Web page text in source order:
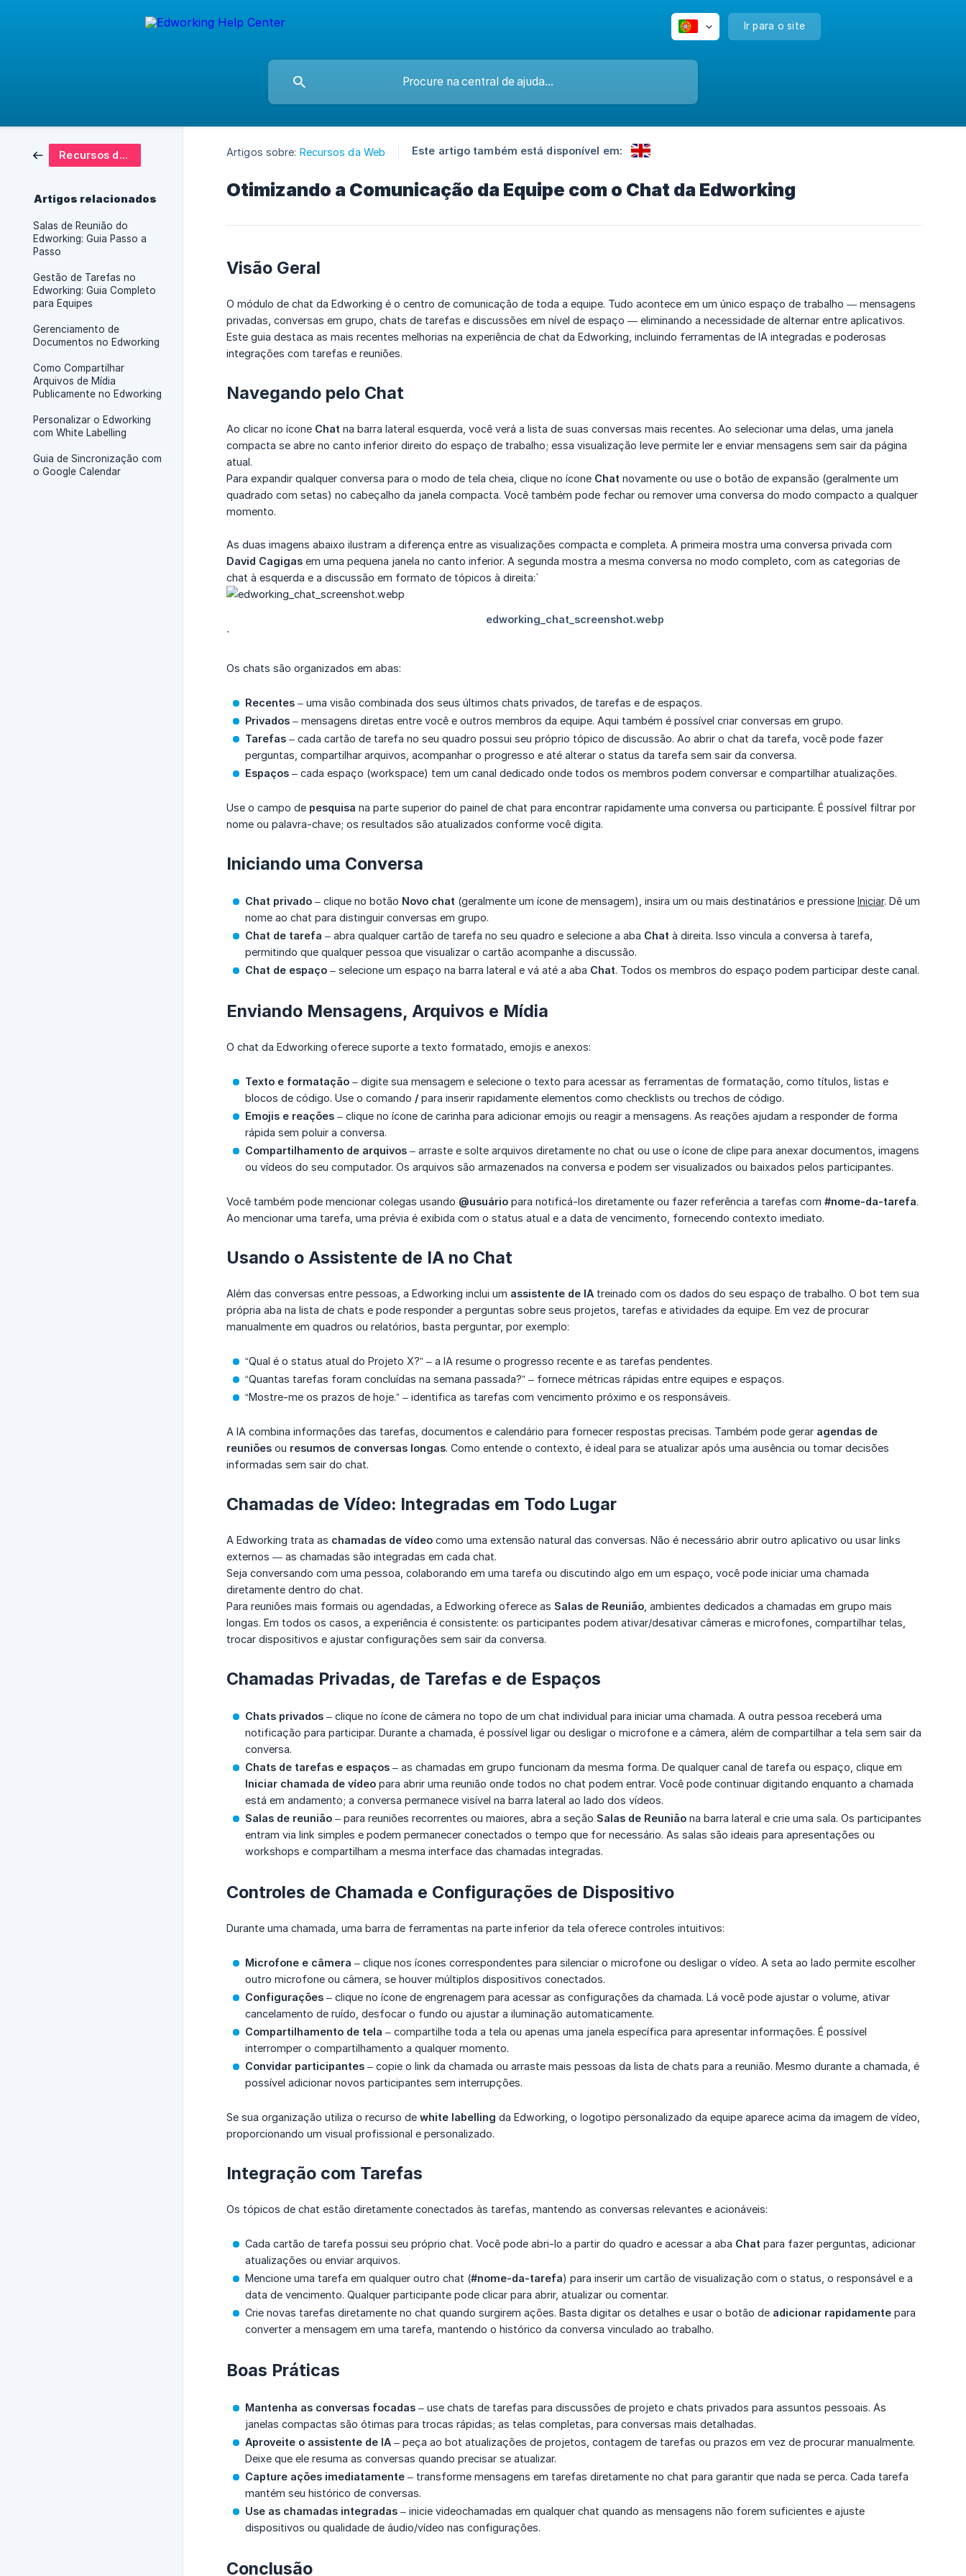
Ir para o site
Recursos da Web
Artigos relacionados
Salas de Reunião do
Edworking: Guia Passo a
Passo
Gestão de Tarefas no
Edworking: Guia Completo
para Equipes
Gerenciamento de
Documentos no Edworking
Como Compartilhar
Arquivos de Mídia
Publicamente no Edworking
Personalizar o Edworking
com White Labelling
Guia de Sincronização com
o Google Calendar
Artigos sobre: Recursos da Web Este artigo também está disponível em:
Otimizando a Comunicação da Equipe com o Chat da Edworking
Visão Geral
O módulo de chat da Edworking é o centro de comunicação de toda a equipe. Tudo acontece em um único espaço de trabalho — mensagens
privadas, conversas em grupo, chats de tarefas e discussões em nível de espaço — eliminando a necessidade de alternar entre aplicativos.
Este guia destaca as mais recentes melhorias na experiência de chat da Edworking, incluindo ferramentas de IA integradas e poderosas
integrações com tarefas e reuniões.
Navegando pelo Chat
Ao clicar no ícone Chat na barra lateral esquerda, você verá a lista de suas conversas mais recentes. Ao selecionar uma delas, uma janela
compacta se abre no canto inferior direito do espaço de trabalho; essa visualização leve permite ler e enviar mensagens sem sair da página
atual.
Para expandir qualquer conversa para o modo de tela cheia, clique no ícone Chat novamente ou use o botão de expansão (geralmente um
quadrado com setas) no cabeçalho da janela compacta. Você também pode fechar ou remover uma conversa do modo compacto a qualquer
momento.
As duas imagens abaixo ilustram a diferença entre as visualizações compacta e completa. A primeira mostra uma conversa privada com
David Cagigas em uma pequena janela no canto inferior. A segunda mostra a mesma conversa no modo completo, com as categorias de
chat à esquerda e a discussão em formato de tópicos à direita:`
`
Os chats são organizados em abas:
Recentes – uma visão combinada dos seus últimos chats privados, de tarefas e de espaços.
Privados – mensagens diretas entre você e outros membros da equipe. Aqui também é possível criar conversas em grupo.
Tarefas – cada cartão de tarefa no seu quadro possui seu próprio tópico de discussão. Ao abrir o chat da tarefa, você pode fazer
perguntas, compartilhar arquivos, acompanhar o progresso e até alterar o status da tarefa sem sair da conversa.
Espaços – cada espaço (workspace) tem um canal dedicado onde todos os membros podem conversar e compartilhar atualizações.
Use o campo de pesquisa na parte superior do painel de chat para encontrar rapidamente uma conversa ou participante. É possível filtrar por
nome ou palavra-chave; os resultados são atualizados conforme você digita.
Iniciando uma Conversa
Chat privado – clique no botão Novo chat (geralmente um ícone de mensagem), insira um ou mais destinatários e pressione Iniciar. Dê um
nome ao chat para distinguir conversas em grupo.
Chat de tarefa – abra qualquer cartão de tarefa no seu quadro e selecione a aba Chat à direita. Isso vincula a conversa à tarefa,
permitindo que qualquer pessoa que visualizar o cartão acompanhe a discussão.
Chat de espaço – selecione um espaço na barra lateral e vá até a aba Chat. Todos os membros do espaço podem participar deste canal.
Enviando Mensagens, Arquivos e Mídia
O chat da Edworking oferece suporte a texto formatado, emojis e anexos:
Texto e formatação – digite sua mensagem e selecione o texto para acessar as ferramentas de formatação, como títulos, listas e
blocos de código. Use o comando / para inserir rapidamente elementos como checklists ou trechos de código.
Emojis e reações – clique no ícone de carinha para adicionar emojis ou reagir a mensagens. As reações ajudam a responder de forma
rápida sem poluir a conversa.
Compartilhamento de arquivos – arraste e solte arquivos diretamente no chat ou use o ícone de clipe para anexar documentos, imagens
ou vídeos do seu computador. Os arquivos são armazenados na conversa e podem ser visualizados ou baixados pelos participantes.
Você também pode mencionar colegas usando @usuário para notificá-los diretamente ou fazer referência a tarefas com #nome-da-tarefa.
Ao mencionar uma tarefa, uma prévia é exibida com o status atual e a data de vencimento, fornecendo contexto imediato.
Usando o Assistente de IA no Chat
Além das conversas entre pessoas, a Edworking inclui um assistente de IA treinado com os dados do seu espaço de trabalho. O bot tem sua
própria aba na lista de chats e pode responder a perguntas sobre seus projetos, tarefas e atividades da equipe. Em vez de procurar
manualmente em quadros ou relatórios, basta perguntar, por exemplo:
“Qual é o status atual do Projeto X?” – a IA resume o progresso recente e as tarefas pendentes.
“Quantas tarefas foram concluídas na semana passada?” – fornece métricas rápidas entre equipes e espaços.
“Mostre-me os prazos de hoje.” – identifica as tarefas com vencimento próximo e os responsáveis.
A IA combina informações das tarefas, documentos e calendário para fornecer respostas precisas. Também pode gerar agendas de
reuniões ou resumos de conversas longas. Como entende o contexto, é ideal para se atualizar após uma ausência ou tomar decisões
informadas sem sair do chat.
Chamadas de Vídeo: Integradas em Todo Lugar
A Edworking trata as chamadas de vídeo como uma extensão natural das conversas. Não é necessário abrir outro aplicativo ou usar links
externos — as chamadas são integradas em cada chat.
Seja conversando com uma pessoa, colaborando em uma tarefa ou discutindo algo em um espaço, você pode iniciar uma chamada
diretamente dentro do chat.
Para reuniões mais formais ou agendadas, a Edworking oferece as Salas de Reunião , ambientes dedicados a chamadas em grupo mais
longas. Em todos os casos, a experiência é consistente: os participantes podem ativar/desativar câmeras e microfones, compartilhar telas,
trocar dispositivos e ajustar configurações sem sair da conversa.
Chamadas Privadas, de Tarefas e de Espaços
Chats privados – clique no ícone de câmera no topo de um chat individual para iniciar uma chamada. A outra pessoa receberá uma
notificação para participar. Durante a chamada, é possível ligar ou desligar o microfone e a câmera, além de compartilhar a tela sem sair da
conversa.
Chats de tarefas e espaços – as chamadas em grupo funcionam da mesma forma. De qualquer canal de tarefa ou espaço, clique em
Iniciar chamada de vídeo para abrir uma reunião onde todos no chat podem entrar. Você pode continuar digitando enquanto a chamada
está em andamento; a conversa permanece visível na barra lateral ao lado dos vídeos.
Salas de reunião – para reuniões recorrentes ou maiores, abra a seção Salas de Reunião na barra lateral e crie uma sala. Os participantes
entram via link simples e podem permanecer conectados o tempo que for necessário. As salas são ideais para apresentações ou
workshops e compartilham a mesma interface das chamadas integradas.
Controles de Chamada e Configurações de Dispositivo
Durante uma chamada, uma barra de ferramentas na parte inferior da tela oferece controles intuitivos:
Microfone e câmera – clique nos ícones correspondentes para silenciar o microfone ou desligar o vídeo. A seta ao lado permite escolher
outro microfone ou câmera, se houver múltiplos dispositivos conectados.
Configurações – clique no ícone de engrenagem para acessar as configurações da chamada. Lá você pode ajustar o volume, ativar
cancelamento de ruído, desfocar o fundo ou ajustar a iluminação automaticamente.
Compartilhamento de tela – compartilhe toda a tela ou apenas uma janela específica para apresentar informações. É possível
interromper o compartilhamento a qualquer momento.
Convidar participantes – copie o link da chamada ou arraste mais pessoas da lista de chats para a reunião. Mesmo durante a chamada, é
possível adicionar novos participantes sem interrupções.
Se sua organização utiliza o recurso de white labelling da Edworking, o logotipo personalizado da equipe aparece acima da imagem de vídeo,
proporcionando um visual profissional e personalizado.
Integração com Tarefas
Os tópicos de chat estão diretamente conectados às tarefas, mantendo as conversas relevantes e acionáveis:
Cada cartão de tarefa possui seu próprio chat. Você pode abri-lo a partir do quadro e acessar a aba Chat para fazer perguntas, adicionar
atualizações ou enviar arquivos.
Mencione uma tarefa em qualquer outro chat (#nome-da-tarefa) para inserir um cartão de visualização com o status, o responsável e a
data de vencimento. Qualquer participante pode clicar para abrir, atualizar ou comentar.
Crie novas tarefas diretamente no chat quando surgirem ações. Basta digitar os detalhes e usar o botão de adicionar rapidamente para
converter a mensagem em uma tarefa, mantendo o histórico da conversa vinculado ao trabalho.
Boas Práticas
Mantenha as conversas focadas – use chats de tarefas para discussões de projeto e chats privados para assuntos pessoais. As
janelas compactas são ótimas para trocas rápidas; as telas completas, para conversas mais detalhadas.
Aproveite o assistente de IA – peça ao bot atualizações de projetos, contagem de tarefas ou prazos em vez de procurar manualmente.
Deixe que ele resuma as conversas quando precisar se atualizar.
Capture ações imediatamente – transforme mensagens em tarefas diretamente no chat para garantir que nada se perca. Cada tarefa
mantém seu histórico de conversas.
Use as chamadas integradas – inicie videochamadas em qualquer chat quando as mensagens não forem suficientes e ajuste
dispositivos ou qualidade de áudio/vídeo nas configurações.
Conclusão